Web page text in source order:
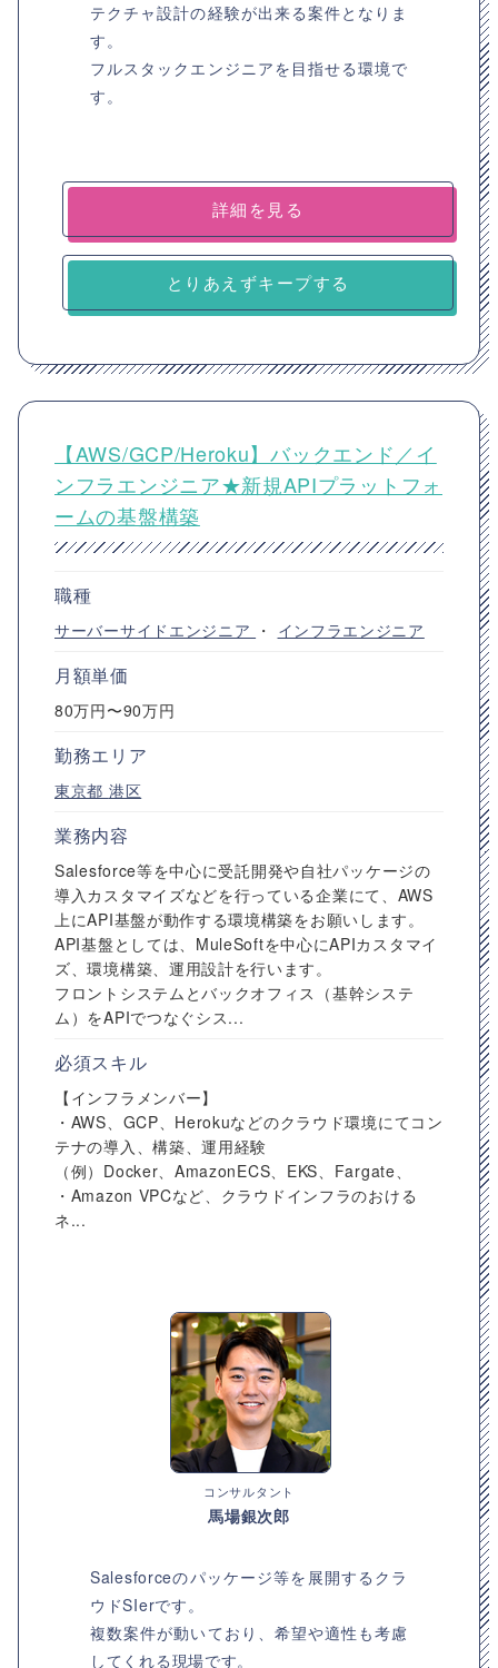
テクチャ設計の経験が出来る案件となりま
す。
フルスタックエンジニアを目指せる環境で
す。
詳細を見る
とりあえずキープする
【AWS/GCP/Heroku】バックエンド／イ
ンフラエンジニア★新規APIプラットフォ
ームの基盤構築
職種
サーバーサイドエンジニア ・ インフラエンジニア
月額単価
80万円〜90万円
勤務エリア
東京都 港区
業務内容
Salesforce等を中心に受託開発や自社パッケージの
導入カスタマイズなどを行っている企業にて、AWS
上にAPI基盤が動作する環境構築をお願いします。
API基盤としては、MuleSoftを中心にAPIカスタマイ
ズ、環境構築、運用設計を行います。
フロントシステムとバックオフィス（基幹システ
ム）をAPIでつなぐシス...
必須スキル
【インフラメンバー】
・AWS、GCP、Herokuなどのクラウド環境にてコン
テナの導入、構築、運用経験
（例）Docker、AmazonECS、EKS、Fargate、
・Amazon VPCなど、クラウドインフラのおける
ネ...
コンサルタント
馬場銀次郎
Salesforceのパッケージ等を展開するクラ
ウドSIerです。
複数案件が動いており、希望や適性も考慮
してくれる現場です。